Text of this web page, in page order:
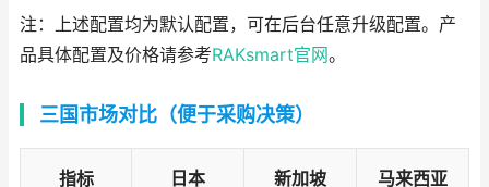
注：上述配置均为默认配置，可在后台任意升级配置。产
品具体配置及价格请参考RAKsmart官网。
三国市场对比（便于采购决策）
指标 日本 新加坡 马来西亚